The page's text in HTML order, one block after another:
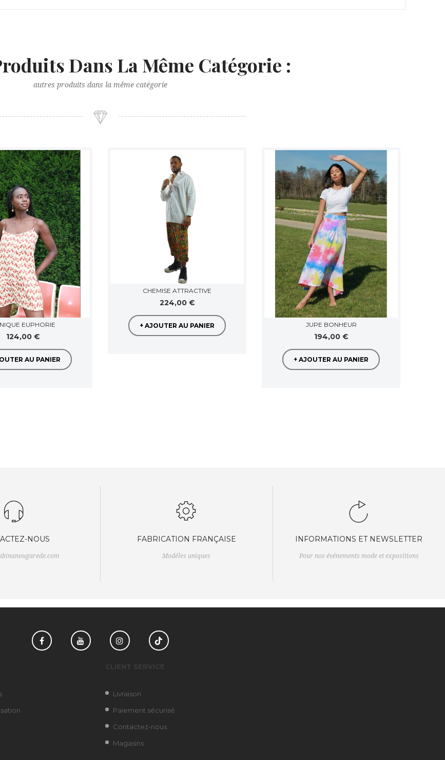
Dans La Même Catégorie :
autres produits dans la même catégorie
EUPHORIE
124,00 €
AU PANIER
CHEMISE ATTRACTIVE
224,00 €
+ AJOUTER AU PANIER JUPE BONHEUR
194,00 €
+ AJOUTER AU PANIER
NOUS FABRICATION FRANÇAISE
Modèles uniques
INFORMATIONS ET NEWSLETTER
Pour nos événements mode et expositions
Livraison
Paiement sécurisé
Contactez-nous
Magasins